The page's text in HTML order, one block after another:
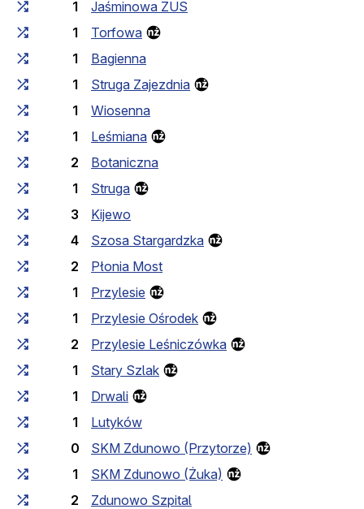
1
Jaśminowa ZUS
1
Torfowa
1
Bagienna
1
Struga Zajezdnia
1
Wiosenna
1
Leśmiana
2
Botaniczna
1
Struga
3
Kijewo
4
Szosa Stargardzka
2
Płonia Most
1
Przylesie
1
Przylesie Ośrodek
2
Przylesie Leśniczówka
1
Stary Szlak
1
Drwali
1
Lutyków
0
SKM Zdunowo (Przytorze)
1
SKM Zdunowo (Żuka)
2
Zdunowo Szpital